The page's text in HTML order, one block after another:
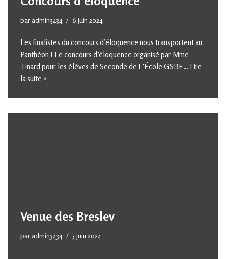
par admin3434 6 juin 2024
Les finalistes du concours d’éloquence nous transportent au
Panthéon ! Le concours d’éloquence organisé par Mme
Tinard pour les élèves de Seconde de L’École GSBE… Lire
la suite »
Venue des Breslev
par admin3434 5 juin 2024